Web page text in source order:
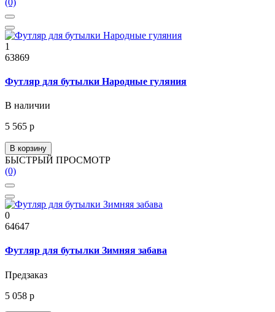
1
63869
Футляр для бутылки Народные гуляния
В наличии
5 565 р
В корзину
БЫСТРЫЙ ПРОСМОТР
(0)
0
64647
Футляр для бутылки Зимняя забава
Предзаказ
5 058 р